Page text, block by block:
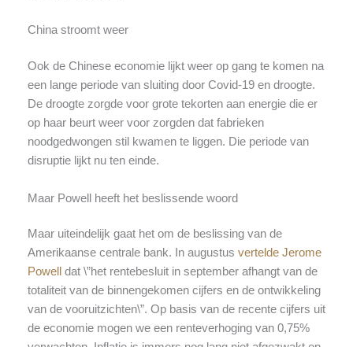
China stroomt weer
Ook de Chinese economie lijkt weer op gang te komen na
een lange periode van sluiting door Covid-19 en droogte.
De droogte zorgde voor grote tekorten aan energie die er
op haar beurt weer voor zorgden dat fabrieken
noodgedwongen stil kwamen te liggen. Die periode van
disruptie lijkt nu ten einde.
Maar Powell heeft het beslissende woord
Maar uiteindelijk gaat het om de beslissing van de
Amerikaanse centrale bank. In augustus vertelde Jerome
Powell
dat \”het rentebesluit in september afhangt van de
totaliteit van de binnengekomen cijfers en de ontwikkeling
van de vooruitzichten\”. Op basis van de recente cijfers uit
de economie mogen we een renteverhoging van 0,75%